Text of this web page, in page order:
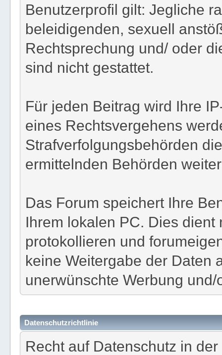
Benutzerprofil gilt: Jegliche
beleidigenden, sexuell
Rechtsprechung und/ oder
sind nicht gestattet.
Für jeden Beitrag wird Ihre
eines Rechtsvergehens
Strafverfolgungsbehörden
ermittelnden Behörden
Das Forum speichert Ihre
Ihrem lokalen PC. Dies
protokollieren und
keine Weitergabe der Daten
unerwünschte Werbung und/
Datenschutzrichtlinie
Recht auf Datenschutz in der